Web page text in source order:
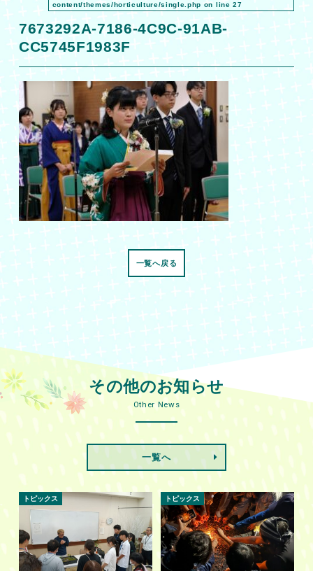
content/themes/horticulture/single.php on line27
7673292A-7186-4C9C-91AB-
CC5745F1983F
一覧へ戻る
その他のお知らせ
Other News
一覧へ
トピックス トピックス